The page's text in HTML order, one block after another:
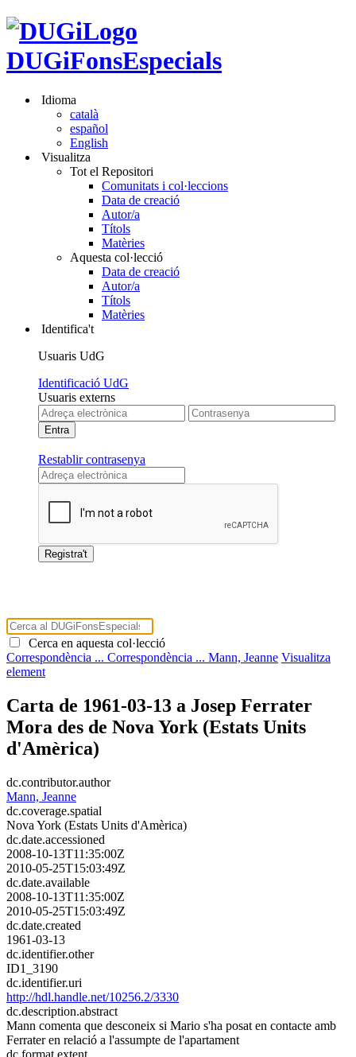
DUGiFonsEspecials
Idioma
català
español
English
Visualitza
Tot el Repositori
Comunitats i col·leccions
Data de creació
Autor/a
Títols
Matèries
Aquesta col·lecció
Data de creació
Autor/a
Títols
Matèries
Identifica't
Usuaris UdG
Identificació UdG
Usuaris externs
Restablir contrasenya
Cerca en aquesta col·lecció
Correspondència ... Correspondència ... Mann, Jeanne Visualitza
element
Carta de 1961-03-13 a Josep Ferrater
Mora des de Nova York (Estats Units
d'Amèrica)
dc.contributor.author
Mann, Jeanne
dc.coverage.spatial
Nova York (Estats Units d'Amèrica)
dc.date.accessioned
2008-10-13T11:35:00Z
2010-05-25T15:03:49Z
dc.date.available
2008-10-13T11:35:00Z
2010-05-25T15:03:49Z
dc.date.created
1961-03-13
dc.identifier.other
ID1_3190
dc.identifier.uri
http://hdl.handle.net/10256.2/3330
dc.description.abstract
Mann comenta que desconeix si Mario s'ha posat en contacte amb
Ferrater en relació a l'assumpte de l'apartament
dc.format.extent